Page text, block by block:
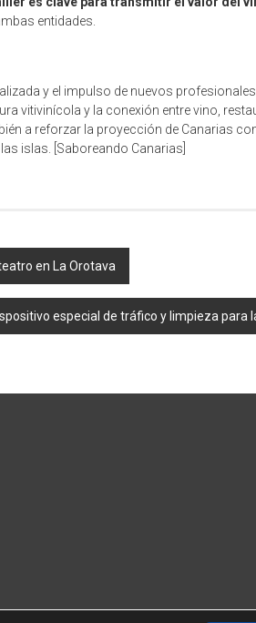
entidades.
y el impulso de nuevos
vitivinícola y la conexión entre vino,
a reforzar la proyección de Canarias
islas. [Saboreando Canarias]
en La Orotava
especial de tráfico y limpieza para